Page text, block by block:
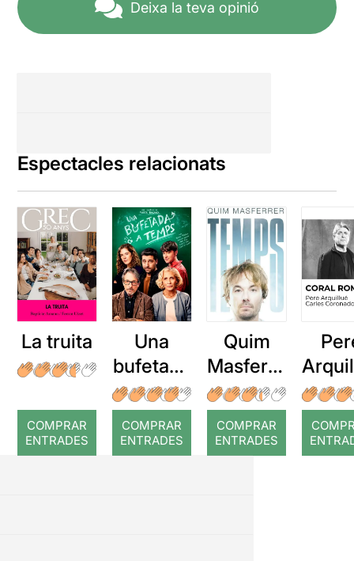
Deixa la teva opinió
Espectacles relacionats
La truita
COMPRAR
ENTRADES
Una
bufetada
a temps
COMPRAR
ENTRADES
Quim
Masferre
r: Temps
COMPRAR
ENTRADES
: